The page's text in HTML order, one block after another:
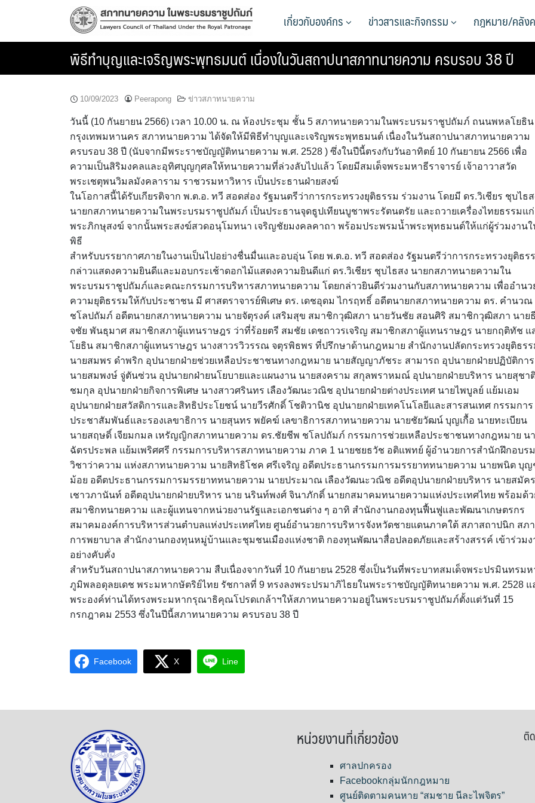
เกี่ยวกับองค์กร ข่าวสารและกิจกรรม กฎหมาย/คลัง
พิธีทำบุญและเจริญพระพุทธมนต์ เนื่องในวันสถาปนาสภาทนายความ ครบรอบ 38 ปี
10/09/2023 Peerapong ข่าวสภาทนายความ
วันนี้ (10 กันยายน 2566) เวลา 10.00 น. ณ ห้องประชุม ชั้น 5 สภาทนายความในพระบรมราชูปถัมภ์ ถนนพหลโยธิน
กรุงเทพมหานคร สภาทนายความ ได้จัดให้มีพิธีทำบุญและเจริญพระพุทธมนต์ เนื่องในวันสถาปนาสภาทนายความ
ครบรอบ 38 ปี (นับจากมีพระราชบัญญัติทนายความ พ.ศ. 2528 ) ซึ่งในปีนี้ตรงกับวันอาทิตย์ 10 กันยายน 2566 เพื่อ
ความเป็นสิริมงคลและอุทิศบุญกุศลให้ทนายความที่ล่วงลับไปแล้ว โดยมีสมเด็จพระมหาธีราจารย์ เจ้าอาวาสวัด
พระเชตุพนวิมลมังคลาราม ราชวรมหาวิหาร เป็นประธานฝ่ายสงฆ์
ในโอกาสนี้ได้รับเกียรติจาก พ.ต.อ. ทวี สอดส่อง รัฐมนตรีว่าการกระทรวงยุติธรรม ร่วมงาน โดยมี ดร.วิเชียร ชุบไธส
นายกสภาทนายความในพระบรมราชูปถัมภ์ เป็นประธานจุดธูปเทียนบูชาพระรัตนตรัย และถวายเครื่องไทยธรรมแก่
พระภิกษุสงฆ์ จากนั้นพระสงฆ์สวดอนุโมทนา เจริญชัยมงคลคาถา พร้อมประพรมน้ำพระพุทธมนต์ให้แก่ผู้ร่วมงานใ
พิธี
สำหรับบรรยากาศภายในงานเป็นไปอย่างชื่นมื่นและอบอุ่น โดย พ.ต.อ. ทวี สอดส่อง รัฐมนตรีว่าการกระทรวงยุติธร
กล่าวแสดงความยินดีและมอบกระเช้าดอกไม้แสดงความยินดีแก่ ดร.วิเชียร ชุบไธสง นายกสภาทนายความใน
พระบรมราชูปถัมภ์และคณะกรรมการบริหารสภาทนายความ โดยกล่าวยินดีร่วมงานกับสภาทนายความ เพื่ออำนว
ความยุติธรรมให้กับประชาชน มี ศาสตราจารย์พิเศษ ดร. เดชอุดม ไกรฤทธิ์ อดีตนายกสภาทนายความ ดร. คำนวณ
ชโลปถัมภ์ อดีตนายกสภาทนายความ นายจัตุรงค์ เสริมสุข สมาชิกวุฒิสภา นายวันชัย สอนศิริ สมาชิกวุฒิสภา นาย
จชัย พันธุมาศ สมาชิกสภาผู้แทนราษฎร ว่าที่ร้อยตรี สมชัย เดชถาวรเจริญ สมาชิกสภาผู้แทนราษฎร นายกฤติทัช แ
โยธิน สมาชิกสภาผู้แทนราษฎร นางสาวรวิวรรณ จตุรพิธพร ที่ปรึกษาด้านกฎหมาย สำนักงานปลัดกระทรวงยุติธรร
นายสมพร ดำพริก อุปนายกฝ่ายช่วยเหลือประชาชนทางกฎหมาย นายสัญญาภัชระ สามารถ อุปนายกฝ่ายปฏิบัติการ
นายสมพงษ์ จู่ตันซ่วน อุปนายกฝ่ายนโยบายและแผนงาน นายสงคราม สกุลพราหมณ์ อุปนายกฝ่ายบริหาร นายสุชา
ชมกุล อุปนายกฝ่ายกิจการพิเศษ นางสาวศรินทร เลืองวัฒนะวณิช อุปนายกฝ่ายต่างประเทศ นายไพบูลย์ แย้มเอม
อุปนายกฝ่ายสวัสดิการและสิทธิประโยชน์ นายวีรศักดิ์ โชติวานิช อุปนายกฝ่ายเทคโนโลยีและสารสนเทศ กรรมการ
ประชาสัมพันธ์และรองเลขาธิการ นายสุนทร พยัคฆ์ เลขาธิการสภาทนายความ นายชัยวัฒน์ บุญเกื้อ นายทะเบียน
นายสฤษดิ์ เจียมกมล เหรัญญิกสภาทนายความ ดร.ชัยชีพ ชโลปถัมภ์ กรรมการช่วยเหลือประชาชนทางกฎหมาย น
ฉัตรประพล แย้มเพริศศรี กรรมการบริหารสภาทนายความ ภาค 1 นายชยธวัช อติแพทย์ ผู้อำนวยการสำนักฝึกอบรม
วิชาว่าความ แห่งสภาทนายความ นายสิทธิโชค ศรีเจริญ อดีตประธานกรรมการมรรยาททนายความ นายพนิต บุญ
ม้อย อดีตประธานกรรมการมรรยาททนายความ นายประมาณ เลืองวัฒนะวณิช อดีตอุปนายกฝ่ายบริหาร นายสมัคร
เชาวภานันท์ อดีตอุปนายกฝ่ายบริหาร นาย นรินท์พงศ์ จินาภักดิ์ นายกสมาคมทนายความแห่งประเทศไทย พร้อมด้ว
สมาชิกทนายความ และผู้แทนจากหน่วยงานรัฐและเอกชนต่าง ๆ อาทิ สำนักงานกองทุนฟื้นฟูและพัฒนาเกษตรกร
สมาคมองค์การบริหารส่วนตำบลแห่งประเทศไทย ศูนย์อำนวยการบริหารจังหวัดชายแดนภาคใต้ สภาสถาปนิก สภา
การพยาบาล สำนักงานกองทุนหมู่บ้านและชุมชนเมืองแห่งชาติ กองทุนพัฒนาสื่อปลอดภัยและสร้างสรรค์ เข้าร่วมง
อย่างคับคั่ง
สำหรับวันสถาปนาสภาทนายความ สืบเนื่องจากวันที่ 10 กันยายน 2528 ซึ่งเป็นวันที่พระบาทสมเด็จพระปรมินทรมห
ภูมิพลอดุลยเดช พระมหากษัตริย์ไทย รัชกาลที่ 9 ทรงลงพระปรมาภิไธยในพระราชบัญญัติทนายความ พ.ศ. 2528 แ
พระองค์ท่านได้ทรงพระมหากรุณาธิคุณโปรดเกล้าฯให้สภาทนายความอยู่ในพระบรมราชูปถัมภ์ตั้งแต่วันที่ 15
กรกฎาคม 2553 ซึ่งในปีนี้สภาทนายความ ครบรอบ 38 ปี
Facebook X Line
หน่วยงานที่เกี่ยวข้อง
ศาลปกครอง
Facebookกลุ่มนักกฎหมาย
ศูนย์ติดตามคนหาย “สมชาย นีละไพจิตร”
ติ